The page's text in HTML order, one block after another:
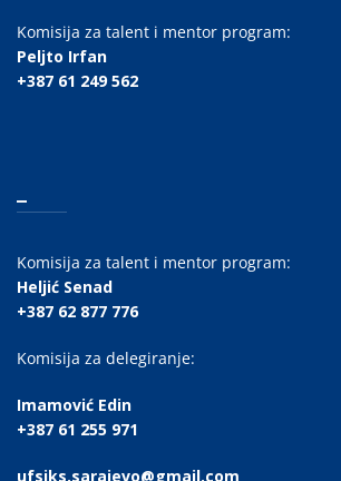
Komisija za talent i mentor program:
Peljto Irfan
+387 61 249 562
Komisija za talent i mentor program:
Heljić Senad
+387 62 877 776
Komisija za delegiranje:
Imamović Edin
+387 61 255 971
ufsiks.sarajevo@gmail.com